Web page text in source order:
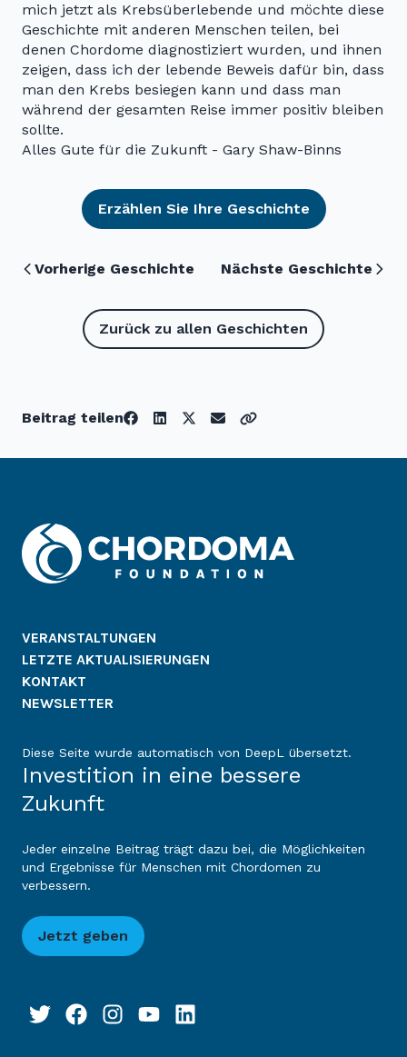
mich jetzt als Krebsüberlebende und möchte diese
Geschichte mit anderen Menschen teilen, bei
denen Chordome diagnostiziert wurden, und ihnen
zeigen, dass ich der lebende Beweis dafür bin, dass
man den Krebs besiegen kann und dass man
während der gesamten Reise immer positiv bleiben
sollte.
Alles Gute für die Zukunft - Gary Shaw-Binns
Erzählen Sie Ihre Geschichte
Vorherige Geschichte Nächste Geschichte
Zurück zu allen Geschichten
Beitrag teilen
VERANSTALTUNGEN
LETZTE AKTUALISIERUNGEN
KONTAKT
NEWSLETTER
Diese Seite wurde automatisch von DeepL übersetzt.
Investition in eine bessere
Zukunft
Jeder einzelne Beitrag trägt dazu bei, die Möglichkeiten
und Ergebnisse für Menschen mit Chordomen zu
verbessern.
Jetzt geben